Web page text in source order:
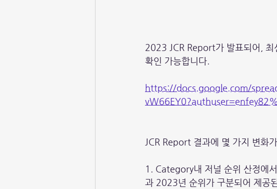
2023 JCR Report가 발표되어, 최
확인 가능합니다.
https://docs.google.com/
JCR Report 결과에 몇 가지 변화
1. Category내 저널 순위 산정에
과 2023년 순위가 구분되어 제공